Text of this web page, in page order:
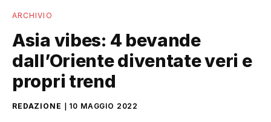
ARCHIVIO
Asia vibes: 4 bevande
dall’Oriente diventate veri e
propri trend
REDAZIONE 10 MAGGIO 2022